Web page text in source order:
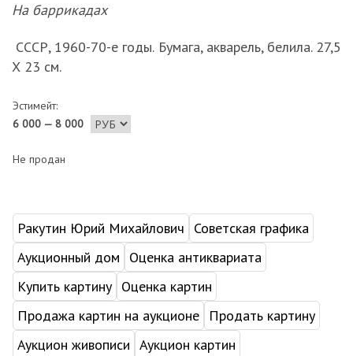
На баррикадах
СССР, 1960-70-е годы. Бумага, акварель, белила. 27,5
Х 23 см.
Эстимейт:
6 000 — 8 000
Не продан
Ракутин Юрий Михайлович
Советская графика
Аукционный дом
Оценка антиквариата
Купить картину Оценка картин
Продажа картин на аукционе
Продать картину
Аукцион живописи Аукцион картин